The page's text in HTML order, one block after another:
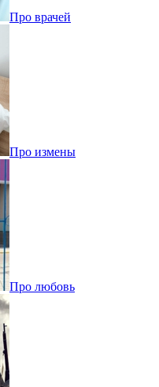
Про врачей
Про измены
Про любовь